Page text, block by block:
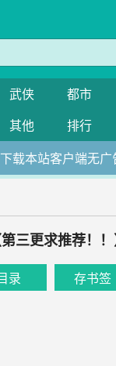
武侠 都市
其他 排行
载本站客户端无广
三更求推荐！！
录 存书签